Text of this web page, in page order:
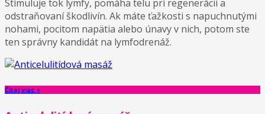
Stimuluje tok lymfy, pomáha telu pri regenerácii a
odstraňovaní škodlivín. Ak máte ťažkosti s napuchnutými
nohami, pocitom napätia alebo únavy v nich, potom ste
ten správny kandidát na lymfodrenáž.
Čítaj viac +